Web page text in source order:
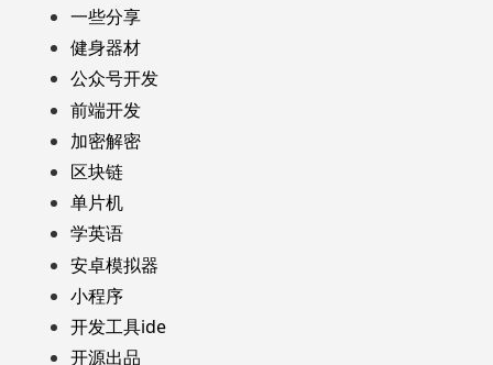
一些分享
健身器材
公众号开发
前端开发
加密解密
区块链
单片机
学英语
安卓模拟器
小程序
开发工具ide
开源出品